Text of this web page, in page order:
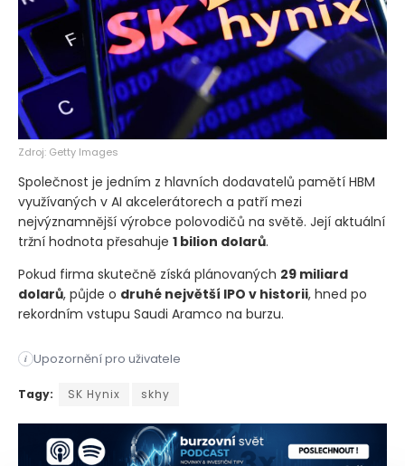
Zdroj: Getty Images
Společnost je jedním z hlavních dodavatelů pamětí HBM
využívaných v AI akcelerátorech a patří mezi
nejvýznamnější výrobce polovodičů na světě. Její aktuální
tržní hodnota přesahuje 1 bilion dolarů.
Pokud firma skutečně získá plánovaných 29 miliard
dolarů, půjde o druhé největší IPO v historii, hned po
rekordním vstupu Saudi Aramco na burzu.
i Upozornění pro uživatele
Uplynulý týden přinesl na americký IPO trh tři nové emise a
Tagy: SK Hynix skhy